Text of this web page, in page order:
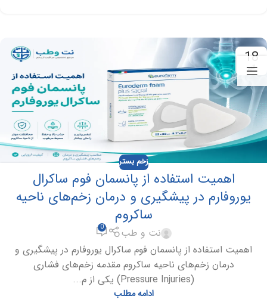
18
تیر
زخم بستر
اهمیت استفاده از پانسمان فوم ساکرال
یوروفارم در پیشگیری و درمان زخم‌های ناحیه
ساکروم
نت و طب 0
اهمیت استفاده از پانسمان فوم ساکرال یوروفارم در پیشگیری و
درمان زخم‌های ناحیه ساکروم مقدمه زخم‌های فشاری
(Pressure Injuries) یکی از م...
ادامه مطلب